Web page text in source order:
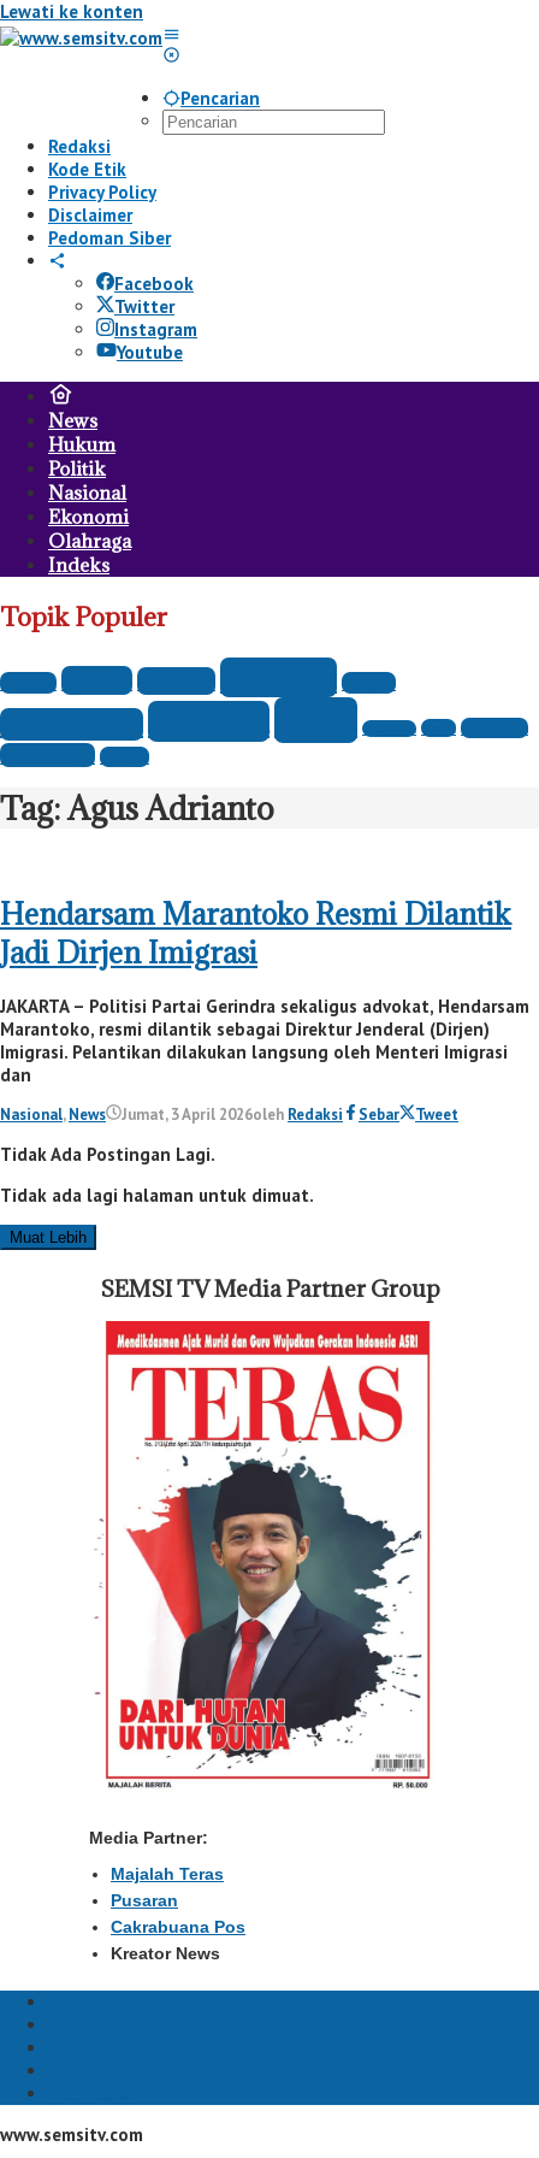
Lewati ke konten
Pencarian
Redaksi
Kode Etik
Privacy Policy
Disclaimer
Pedoman Siber
Facebook
Twitter
Instagram
Youtube
News
Hukum
Politik
Nasional
Ekonomi
Olahraga
Indeks
Topik Populer
Budaya DaerahEkonomiHeadline Hukum
InternationalNasionalNews Olahraga Opini Parlemen
Pendidikan Politik
Tag:Agus Adrianto
Hendarsam Marantoko Resmi Dilantik
Jadi Dirjen Imigrasi
JAKARTA – Politisi Partai Gerindra sekaligus advokat, Hendarsam
Marantoko, resmi dilantik sebagai Direktur Jenderal (Dirjen)
Imigrasi. Pelantikan dilakukan langsung oleh Menteri Imigrasi
dan
Nasional,News Jumat, 3 April 2026oleh Redaksi Sebar Tweet
Tidak Ada Postingan Lagi.
Tidak ada lagi halaman untuk dimuat.
Muat Lebih
SEMSI TV Media Partner Group
Media Partner:
Majalah Teras
Pusaran
Cakrabuana Pos
Kreator News
www.semsitv.com